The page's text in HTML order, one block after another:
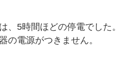
、5時間ほどの停電でした。
の電源がつきません。